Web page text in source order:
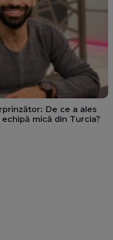
De ce a ales
mică din Turcia?